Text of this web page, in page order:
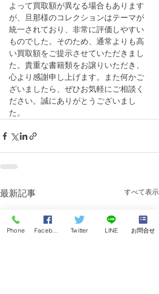
よって買取額が異なる場合もあります
が、旦那様のコレクションはテーマが
統一されており、非常に評価しやすい
ものでした。そのため、通常よりも高
い買取額をご提示させていただきまし
た。貴重な書籍類をお譲りいただき、
心より感謝申し上げます。また何かご
ざいましたら、ぜひお気軽にご相談く
ださい。誠にありがとうございまし
た。
最新記事 すべて表示
Phone Twitter LINE お問合せ